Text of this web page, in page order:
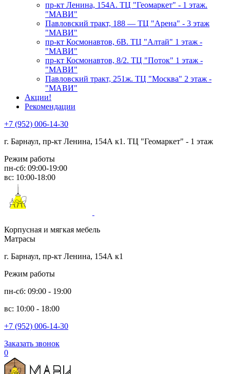
пр-кт Ленина, 154А. ТЦ "Геомаркет" - 1 этаж.
"МАВИ"
​Павловский тракт, 188 — ТЦ "Арена" - 3 этаж
"МАВИ"
пр-кт Космонавтов, 6В. ТЦ "Алтай" 1 этаж -
"МАВИ"
пр-кт Космонавтов, 8/2. ТЦ "Поток" 1 этаж -
"МАВИ"
Павловский тракт, 251ж. ТЦ "Москва" 2 этаж -
"МАВИ"
Акции!
Рекомендации
+7 (952) 006-14-30
г. Барнаул, пр-кт Ленина, 154А к1. ТЦ "Геомаркет" - 1 этаж
Режим работы
пн-сб: 09:00-19:00
вс: 10:00-18:00
Корпусная и мягкая мебель
Матрасы
г. Барнаул, пр-кт Ленина, 154А к1
Режим работы
пн-сб: 09:00 - 19:00
вс: 10:00 - 18:00
+7 (952) 006-14-30
Заказать звонок
0